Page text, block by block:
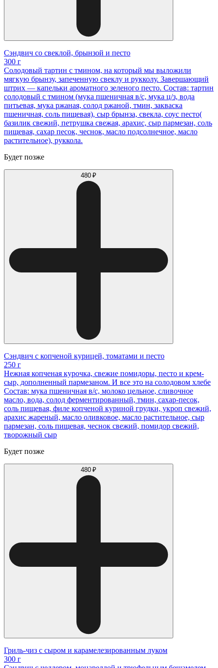
Сэндвич со свеклой, брынзой и песто
300 г
Солодовый тартин с тмином, на который мы выложили
мягкую брынзу, запеченную свеклу и рукколу. Завершающий
штрих — капельки ароматного зеленого песто. Состав: тартин
солодовый с тмином (мука пшеничная в/с, мука ц/з, вода
питьевая, мука ржаная, солод ржаной, тмин, закваска
пшеничная, соль пищевая), сыр брынза, свекла, соус песто(
базилик свежий, петрушка свежая, арахис, сыр пармезан, соль
пищевая, сахар песок, чеснок, масло подсолнечное, масло
растительное), руккола.
Будет позже
480 ₽
Сэндвич с копченой курицей, томатами и песто
250 г
Нежная копченая курочка, свежие помидоры, песто и крем-
сыр, дополненный пармезаном. И все это на солодовом хлебе
Состав: мука пшеничная в/с, молоко цельное, сливочное
масло, вода, солод ферментированный, тмин, сахар-песок,
соль пищевая, филе копченой куриной грудки, укроп свежий,
арахис жареный, масло оливковое, масло растительное, сыр
пармезан, соль пищевая, чеснок свежий, помидор свежий,
творожный сыр
Будет позже
480 ₽
Гриль-чиз с сыром и карамелезированным луком
300 г